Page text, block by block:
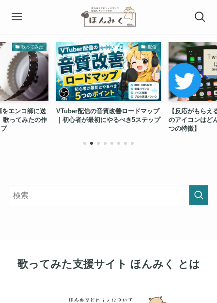
配信
善ロードマップ
るべき5ステップ
歌ってみた
【反応がもらえる】歌い手のTwitter
のアイコンはどんなのがいい？【２
これで迷わな
クの選び方【
歌ってみた支援サイト ほんみく とは